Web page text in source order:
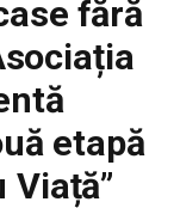
fără
etapă
Viață”